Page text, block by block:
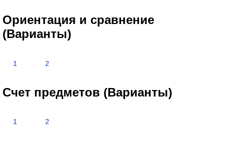
Ориентация и сравнение
(Варианты)
1 2
Счет предметов (Варианты)
1 2